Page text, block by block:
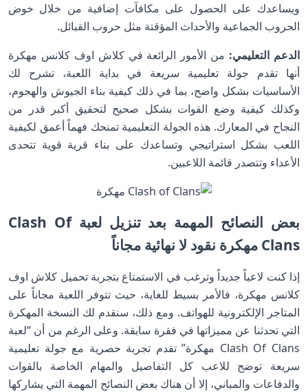
ويساعدك على الحصول على مكافآت إضافية من خلال خوض
الحروب الجماعية والأحداث المؤقتة مثل حروب القبائل.
الدعم التعليمي: من الأمور الرائعة في كلاش اوف كلانس مهكرة
أنها تقدم جولة تعليمية سريعة في بداية اللعبة، تشرح لك
الأساسيات بشكل واضح، بما في ذلك كيفية بناء الجيوش والهجوم،
وكذلك كيفية وضع القوات بشكل صحيح لتحقيق أكبر قدر من
النجاح في المعارك. هذه الجولة التعليمية تمنحك فهماً أعمق لكيفية
اللعب بشكل استراتيجي وتساعدك على بناء قرية قوية تتحدى
الأعداء وتتصدر قائمة اللاعبين.
بعض النصائح المهمة بعد تنزيل لعبة Clash Of
Clans مهكرة نقود لا نهائية مجاناً
إذا كنت لاعباً جديداً وترغب في الاستمتاع بتجربة تحميل كلاش اوف
كلانس مهكرة، فالأمر بسيط للغاية، حيث تتوفر اللعبة مجاناً على
المتاجر الإلكترونية للهواتف. ومع ذلك، سنقدم لك النسخة المهكرة
التي تحدثنا عن مميزاتها في فقرة سابقة. وعلى الرغم من أن “لعبة
Clash Of Clans مهكرة” تقدم تجربة حصرية مع جولة تعليمية
سريعة توضح للاعب كل التفاصيل والمهام الخاصة بالقوات
والدفاعات والمباني، إلا أن هناك بعض النصائح المهمة التي يشاركها